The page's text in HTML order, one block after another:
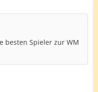
besten Spieler zur WM